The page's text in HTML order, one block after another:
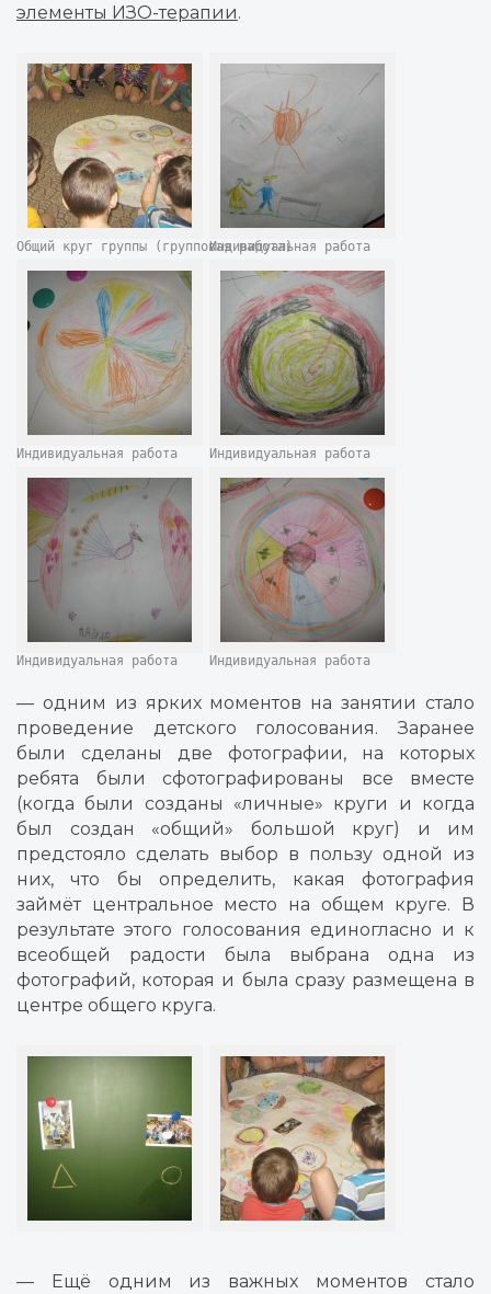
элементы ИЗО-терапии.
Общий круг группы (групповая работа)
Индивидуальная работа
Индивидуальная работа Индивидуальная работа
Индивидуальная работа Индивидуальная работа
— одним из ярких моментов на занятии стало
проведение детского голосования. Заранее
были сделаны две фотографии, на которых
ребята были сфотографированы все вместе
(когда были созданы «личные» круги и когда
был создан «общий» большой круг) и им
предстояло сделать выбор в пользу одной из
них, что бы определить, какая фотография
займёт центральное место на общем круге. В
результате этого голосования единогласно и к
всеобщей радости была выбрана одна из
фотографий, которая и была сразу размещена в
центре общего круга.
— Ещё одним из важных моментов стало